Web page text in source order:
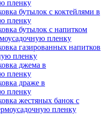
пленку
бутылок с коктейлями в
пленку
бутылок с напитком
пленку
газированных напитков
пленку
джема в
пленку
драже в
пленку
жестяных банок с
пленку